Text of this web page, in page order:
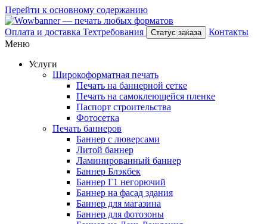
Перейти к основному содержанию
Оплата и доставка Техтребования Статус заказа
Контакты
Меню
Услуги
Широкоформатная печать
Печать на баннерной сетке
Печать на самоклеющейся пленке
Паспорт строительства
Фотосетка
Печать баннеров
Баннер с люверсами
Литой баннер
Ламинированный баннер
Баннер Блэкбек
Баннер Г1 негорючий
Баннер на фасад здания
Баннер для магазина
Баннер для фотозоны